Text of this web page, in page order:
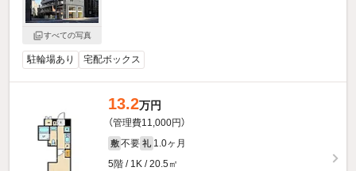
すべての写真
駐輪場あり 宅配ボックス
13.2万円
（管理費11,000円）
敷 不要 礼 1.0ヶ月
5階 / 1K / 20.5㎡